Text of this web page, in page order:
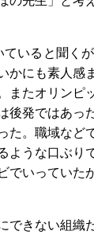
いると聞く
にも素人感
たオリンピ
発ではあっ
た。職域など
うな口ぶり
いっていた
きない組織